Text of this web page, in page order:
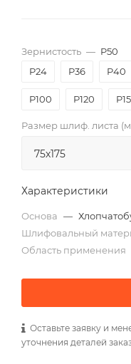
Зернистость — P50
P24
P36 P40
P100 P120
Размер шлиф. листа
Характеристики
Основа —
Шлифовальный
Область применения
Оставьте заявку и
уточнения деталей